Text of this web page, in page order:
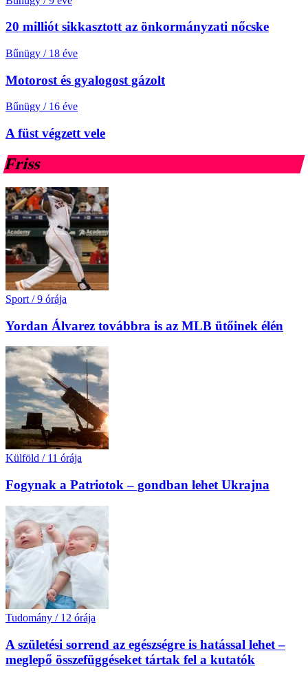
20 milliót sikkasztott az önkormányzati nőcske
Bűnügy / 18 éve
Motorost és gyalogost gázolt
Bűnügy / 16 éve
A füst végzett vele
Friss
Sport / 9 órája
Yordan Álvarez továbbra is az MLB ütőinek élén
Külföld / 11 órája
Fogynak a Patriotok – gondban lehet Ukrajna
Tudomány / 12 órája
A születési sorrend az egészségre is hatással lehet –
meglepő összefüggéseket tártak fel a kutatók